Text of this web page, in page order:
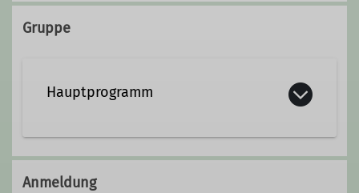
Gruppe
Hauptprogramm
Anmeldung